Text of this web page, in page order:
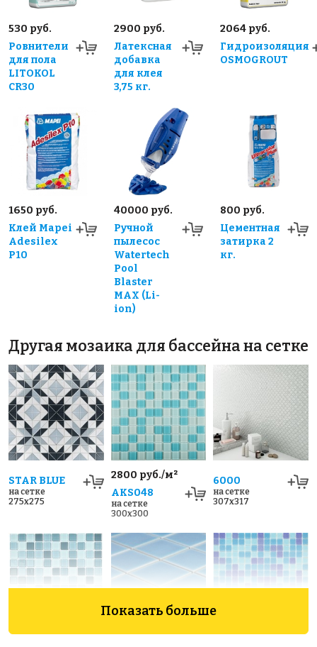
530 руб.
Ровнители
для пола
LITOKOL
CR30
2900 руб.
Латексная
добавка
для клея
3,75 кг.
2064 руб.
Гидроизоляция
OSMOGROUT
1650 руб.
Клей Mapei
Adesilex
P10
40000 руб.
Ручной
пылесос
Watertech
Pool
Blaster
MAX (Li-
ion)
800 руб.
Цементная
затирка 2
кг.
Другая мозаика для бассейна на сетке
STAR BLUE
на сетке
275x275
2800 руб./м²
AKS048
на сетке
300x300
6000
на сетке
307x317
Показать больше